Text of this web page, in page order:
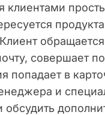
клиентами
совершает
попадает в
и